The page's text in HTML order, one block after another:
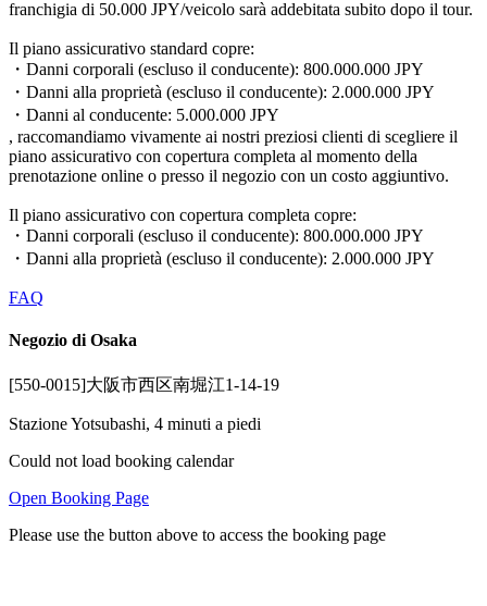
franchigia di 50.000 JPY/veicolo sarà addebitata subito dopo il tour.
Il piano assicurativo standard copre:
・Danni corporali (escluso il conducente): 800.000.000 JPY
・Danni alla proprietà (escluso il conducente): 2.000.000 JPY
・Danni al conducente: 5.000.000 JPY
, raccomandiamo vivamente ai nostri preziosi clienti di scegliere il
piano assicurativo con copertura completa al momento della
prenotazione online o presso il negozio con un costo aggiuntivo.
Il piano assicurativo con copertura completa copre:
・Danni corporali (escluso il conducente): 800.000.000 JPY
・Danni alla proprietà (escluso il conducente): 2.000.000 JPY
FAQ
Negozio di Osaka
[550-0015]大阪市西区南堀江1-14-19
Stazione Yotsubashi, 4 minuti a piedi
Could not load booking calendar
Open Booking Page
Please use the button above to access the booking page